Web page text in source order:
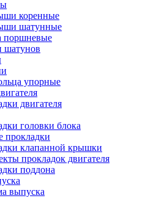
коренные
шатунные
поршневые
шатунов
упорные
двигателя
головки блока
прокладки
клапанной крышки
прокладок двигателя
поддона
выпуска